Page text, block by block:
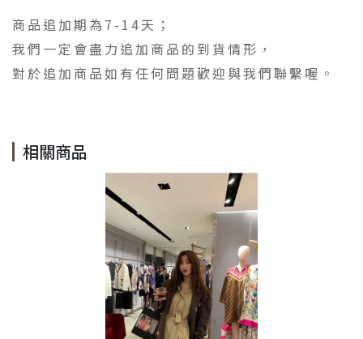
商品追加期為7-14天；
我們一定會盡力追加商品的到貨情形，
對於追加商品如有任何問題歡迎與我們聯繫喔。
相關商品